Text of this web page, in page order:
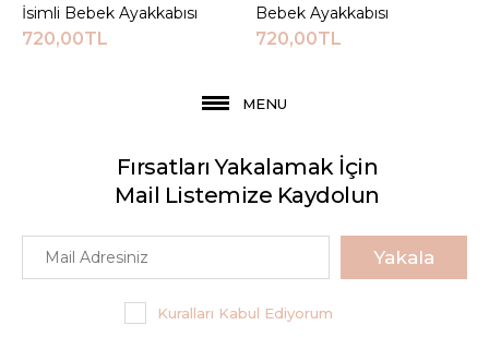
İsimli Bebek Ayakkabısı
720,00TL
Bebek Ayakkabısı
720,00TL
MENU
Fırsatları Yakalamak İçin
Mail Listemize Kaydolun
Yakala
Kuralları Kabul Ediyorum